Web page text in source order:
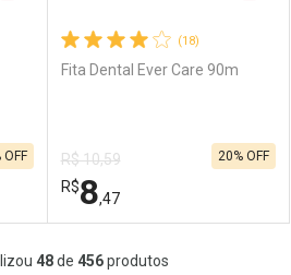
Comprar sem Desconto
Por R$ 9,11/cada
Comprar sem Desconto
Por R$ 9,11/cada
OFF
FECHAR
FECHAR
(18)
Fita Dental Ever Care 90m
R$ 10,59
R$8,47
20% OFF
48de 456produtos